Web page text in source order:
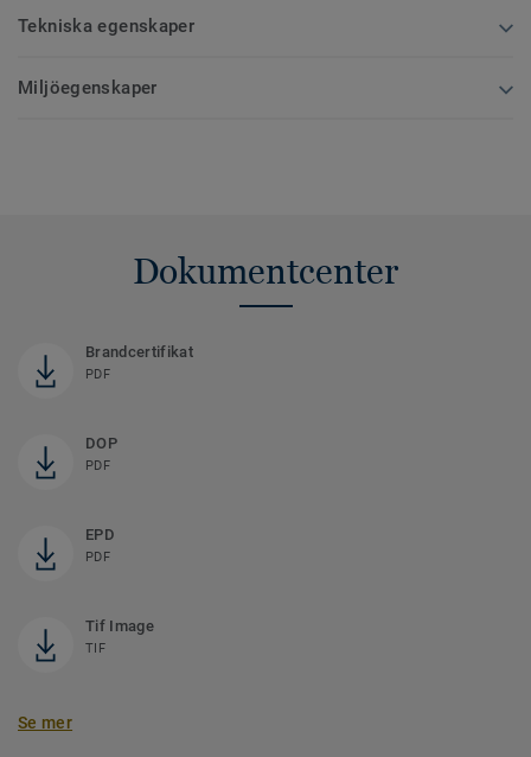
Tekniska egenskaper
Miljöegenskaper
Dokumentcenter
Brandcertifikat
PDF
DOP
PDF
EPD
PDF
Tif Image
TIF
Se mer